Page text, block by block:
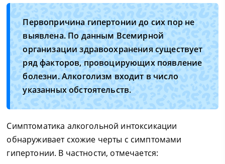
Первопричина гипертонии до сих пор не
выявлена. По данным Всемирной
организации здравоохранения существует
ряд факторов, провоцирующих появление
болезни. Алкоголизм входит в число
указанных обстоятельств.
Симптоматика алкогольной интоксикации
обнаруживает схожие черты с симптомами
гипертонии. В частности, отмечается: